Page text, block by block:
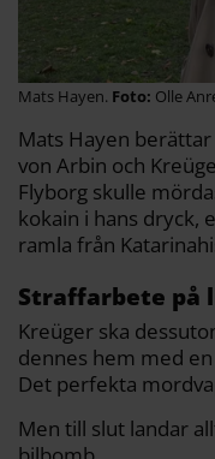
Mats Hayen. Olle
Mats Hayen
von Arbin och
Flyborg skulle
kokain i hans dryck,
ramla från
Straffarbete på
Kreüger ska
dennes hem med
Det perfekta
Men till slut landar